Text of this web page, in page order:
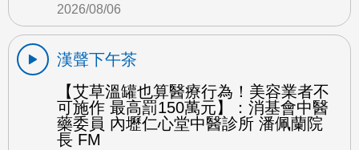
2026/08/06
漢聲下午茶
【艾草溫罐也算醫療行為！美容業者不
可施作 最高罰150萬元】：消基會中醫
藥委員 內壢仁心堂中醫診所 潘佩蘭院
長 FM